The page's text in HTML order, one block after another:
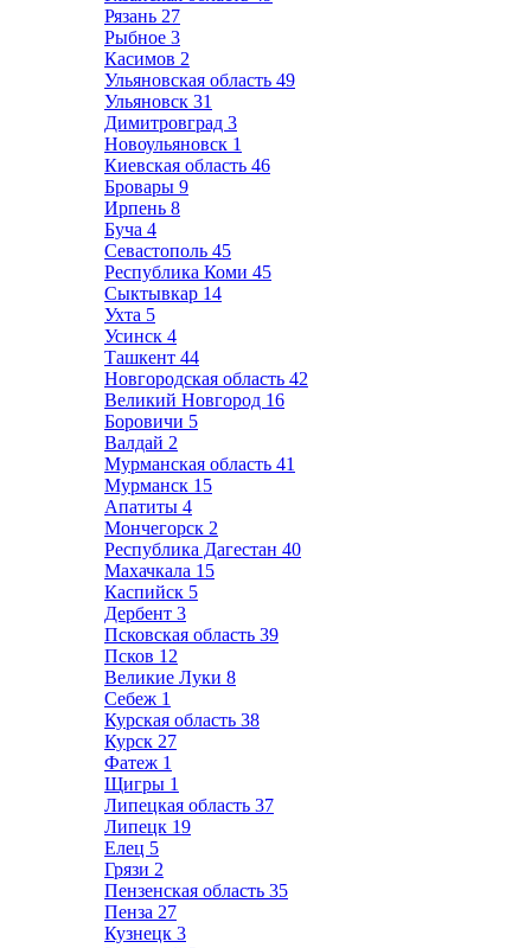
Рязань 27
Рыбное 3
Касимов 2
Ульяновская область 49
Ульяновск 31
Димитровград 3
Новоульяновск 1
Киевская область 46
Бровары 9
Ирпень 8
Буча 4
Севастополь 45
Республика Коми 45
Сыктывкар 14
Ухта 5
Усинск 4
Ташкент 44
Новгородская область 42
Великий Новгород 16
Боровичи 5
Валдай 2
Мурманская область 41
Мурманск 15
Апатиты 4
Мончегорск 2
Республика Дагестан 40
Махачкала 15
Каспийск 5
Дербент 3
Псковская область 39
Псков 12
Великие Луки 8
Себеж 1
Курская область 38
Курск 27
Фатеж 1
Щигры 1
Липецкая область 37
Липецк 19
Елец 5
Грязи 2
Пензенская область 35
Пенза 27
Кузнецк 3